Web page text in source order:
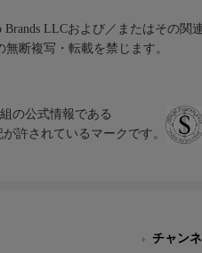
LLCおよび／またはその関
断複写・転載を禁じます。
の公式情報である
許されているマークです。
チャン